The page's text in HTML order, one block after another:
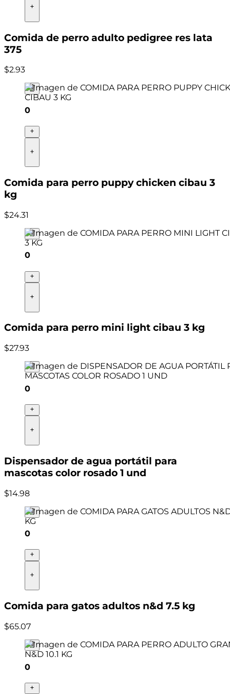
Comida de perro adulto pedigree res lata
375
$2.93
0
Comida para perro puppy chicken cibau 3
kg
$24.31
0
Comida para perro mini light cibau 3 kg
$27.93
0
Dispensador de agua portátil para
mascotas color rosado 1 und
$14.98
0
Comida para gatos adultos n&d 7.5 kg
$65.07
0